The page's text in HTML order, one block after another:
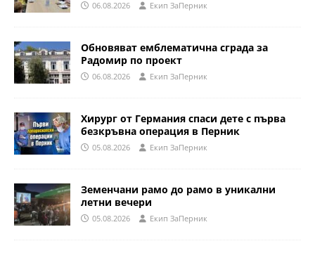
06.08.2026 Eкип ЗаПерник
Обновяват емблематична сграда за
Радомир по проект
06.08.2026 Eкип ЗаПерник
Хирург от Германия спаси дете с първа
безкръвна операция в Перник
05.08.2026 Eкип ЗаПерник
Земенчани рамо до рамо в уникални
летни вечери
05.08.2026 Eкип ЗаПерник